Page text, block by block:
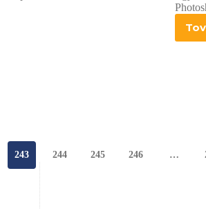
243 244 245 246 …